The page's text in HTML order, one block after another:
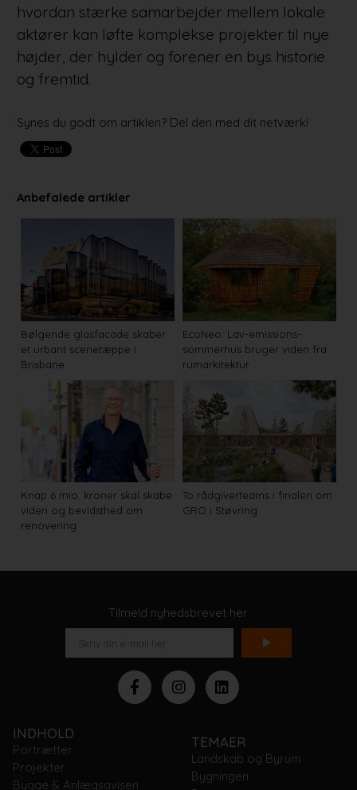
hvordan stærke samarbejder mellem lokale
aktører kan løfte komplekse projekter til nye
højder, der hylder og forener en bys historie
og fremtid.
Synes du godt om artiklen? Del den med dit netværk!
Anbefalede artikler
Bølgende glasfacade skaber
et urbant scenetæppe i
Brisbane
EcoNeo: Lav-emissions-
sommerhus bruger viden fra
rumarkitektur
Knap 6 mio. kroner skal skabe
viden og bevidsthed om
renovering
To rådgiverteams i finalen om
GRO i Støvring
Tilmeld nyhedsbrevet her
INDHOLD
Portrætter
Projekter
Bygge & Anlægsavisen
TEMAER
Landskab og Byrum
Bygningen